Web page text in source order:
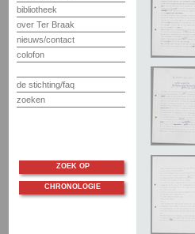
bibliotheek
over Ter Braak
nieuws/contact
colofon
de stichting/faq
zoeken
ZOEK OP
CHRONOLOGIE